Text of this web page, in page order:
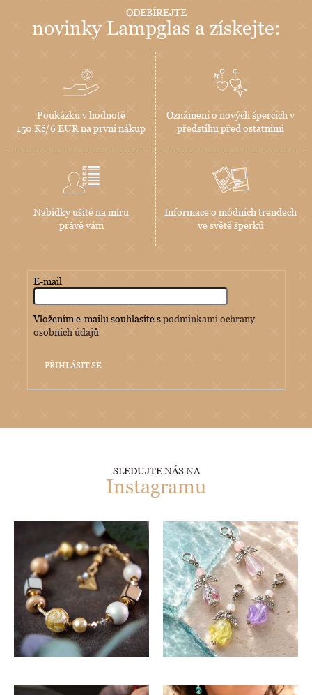
ODEBÍREJTE
novinky Lampglas a získejte:
Poukázku v hodnotě
150 Kč/6 EUR na první nákup
Oznámení o nových špercích v
předstihu před ostatními
Nabídky ušité na míru
právě vám
Informace o módních trendech
ve světě šperků
E-mail
Vložením e-mailu souhlasíte spodmínkami ochrany
osobních údajů
PŘIHLÁSIT SE
SLEDUJTE NÁS NA
Instagramu